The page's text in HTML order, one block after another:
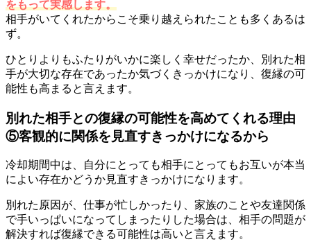
をもって実感します。
相手がいてくれたからこそ乗り越えられたことも多くあるは
ず。
ひとりよりもふたりがいかに楽しく幸せだったか、別れた相
手が大切な存在であったか気づくきっかけになり、復縁の可
能性も高まると言えます。
別れた相手との復縁の可能性を高めてくれる理由
⑤客観的に関係を見直すきっかけになるから
冷却期間中は、自分にとっても相手にとってもお互いが本当
によい存在かどうか見直すきっかけになります。
別れた原因が、仕事が忙しかったり、家族のことや友達関係
で手いっぱいになってしまったりした場合は、相手の問題が
解決すれば復縁できる可能性は高いと言えます。